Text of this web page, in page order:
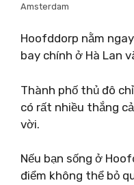
Amsterdam
Hoofddorp nằm
bay chính ở Hà Lan
Thành phố thủ đô
có rất nhiều thắng
vời.
Nếu bạn sống ở
điểm không thể bỏ